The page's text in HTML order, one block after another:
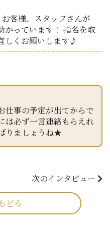
客様、スタッフさんが
かっています！ 指名を取
しくお願いします♪
仕事の予定が出てからで
は必ず一言連絡もらえれ
りましょうね★
次のインタビュー
どる